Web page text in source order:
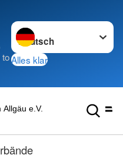
Sprache wechseln zu
Alles klar
Allgäu e.V.